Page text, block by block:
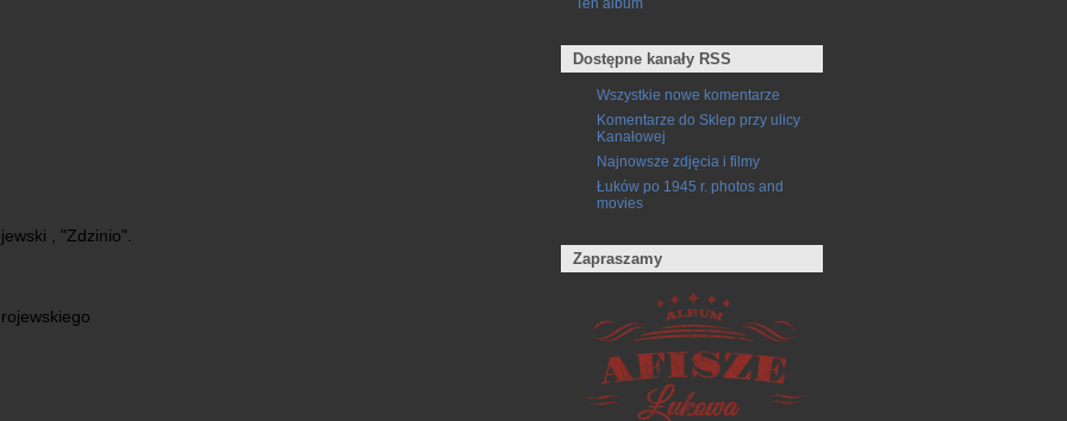
, "Zdzinio".
Ten album
Dostępne kanały RSS
Wszystkie nowe komentarze
Komentarze do Sklep przy ulicy
Kanałowej
Najnowsze zdjęcia i filmy
Łuków po 1945 r. photos and
movies
Zapraszamy